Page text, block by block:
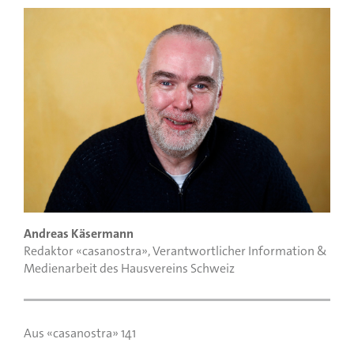
Andreas Käsermann
Redaktor «casanostra», Verantwortlicher Information &
Medienarbeit des Hausvereins Schweiz
Aus «casanostra» 141